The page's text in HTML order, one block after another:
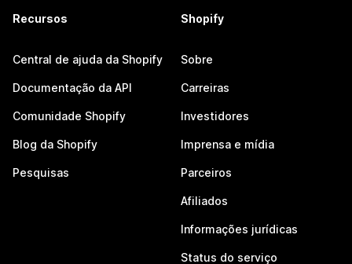
Recursos
Central de ajuda da Shopify
Documentação da API
Comunidade Shopify
Blog da Shopify
Pesquisas
Shopify
Sobre
Carreiras
Investidores
Imprensa e mídia
Parceiros
Afiliados
Informações jurídicas
Status do serviço